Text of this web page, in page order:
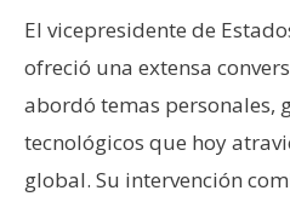
u
r
s
o
s
El vicepresidente de
ofreció una extensa
abordó temas personales,
tecnológicos que hoy
global. Su intervención